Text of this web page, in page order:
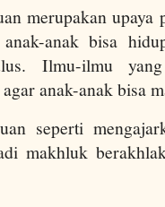
merupakan
anak bisa
Ilmu-ilmu
anak-anak bisa
seperti
makhluk